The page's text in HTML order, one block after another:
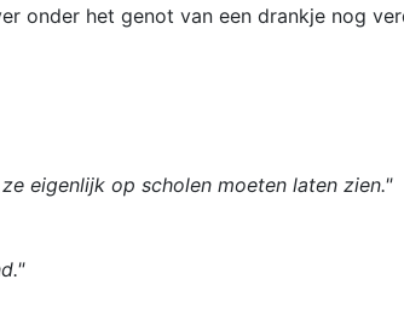
onder het genot van een drankje nog
eigenlijk op scholen moeten laten zien."